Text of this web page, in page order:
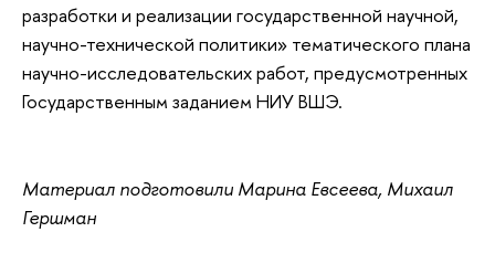
разработки и реализации государственной научной,
научно-технической политики» тематического плана
научно-исследовательских работ, предусмотренных
Государственным заданием НИУ ВШЭ.
Материал подготовили Марина Евсеева, Михаил
Гершман